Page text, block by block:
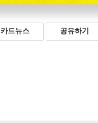
카드뉴스 공유하기